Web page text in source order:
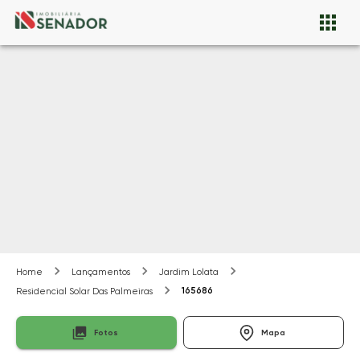
Home Lançamentos
Jardim Lolata
Residencial Solar Das Palmeiras
165686
Fotos Mapa